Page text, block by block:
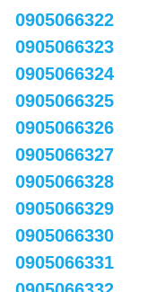
0905066322
0905066323
0905066324
0905066325
0905066326
0905066327
0905066328
0905066329
0905066330
0905066331